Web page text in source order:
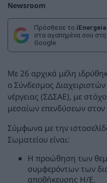
Newsroom
Πρόσθεσε το iEnergeia
στα αγαπημένα σου στη
Google
Με 26 αρχικά μέλη
ο Σύνδεσμος
νέργειας (ΣΔΣΑΕ), με
μεσαίων επενδύσεων στον
Σύμφωνα με την
Σωματείου είναι:
Η προώθηση των
συμφερόντων των
αποθήκευσης Η/Ε.